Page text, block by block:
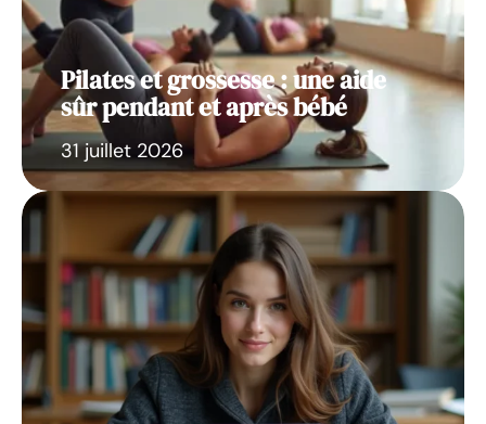
Pilates et grossesse : une aide
sûr pendant et après bébé
31 juillet 2026